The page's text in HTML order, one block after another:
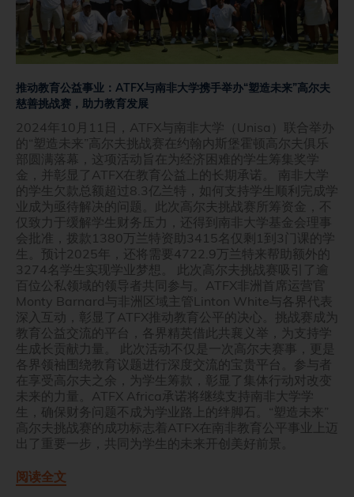
推动教育公益事业：ATFX与南非大学携手举办“塑造未来”高尔夫
慈善挑战赛，助力教育发展
2024年10月11日，ATFX与南非大学（Unisa）联合举办
的“塑造未来”高尔夫挑战赛在约翰内斯堡霍顿高尔夫俱乐
部圆满落幕，这项活动旨在为经济困难的学生筹集奖学
金，并彰显了ATFX在教育公益上的长期承诺。 南非大学
的学生欠款总额超过8.3亿兰特，如何支持学生顺利完成学
业成为亟待解决的问题。此次高尔夫挑战赛所筹资金，不
仅致力于缓解学生财务压力，还得到南非大学基金会理事
会批准，拨款1380万兰特资助3415名仅剩1到3门课的学
生。预计2025年，还将需要4722.9万兰特来帮助额外的
3274名学生实现学业梦想。 此次高尔夫挑战赛吸引了逾
百位公私领域的领导者共同参与。ATFX非洲首席运营官
Monty Barnard与非洲区域主管Linton White与各界代表
深入互动，彰显了ATFX推动教育公平的决心。挑战赛成为
教育公益交流的平台，各界精英借此共襄义举，为支持学
生成长贡献力量。 此次活动不仅是一次高尔夫赛事，更是
各界领袖围绕教育议题进行深度交流的宝贵平台。参与者
在享受高尔夫之余，为学生筹款，彰显了集体行动对改变
未来的力量。ATFX Africa承诺将继续支持南非大学学
生，确保财务问题不成为学业路上的绊脚石。“塑造未来”
高尔夫挑战赛的成功标志着ATFX在南非教育公平事业上迈
出了重要一步，共同为学生的未来开创美好前景。
阅读全文